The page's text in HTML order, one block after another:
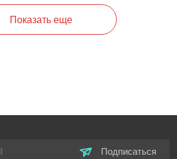
Показать еще
Подписаться